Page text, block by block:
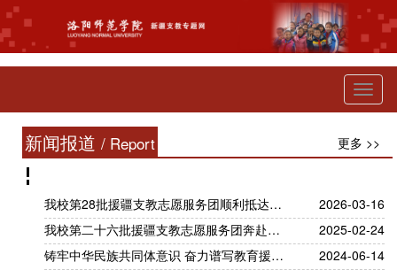
新闻报道 / Report 更多 >>
我校第28批援疆支教志愿服务团顺利抵达哈密开展支教工作
2026-03-16
我校第二十六批援疆支教志愿服务团奔赴哈密开展支教活动
2025-02-24
铸牢中华民族共同体意识 奋力谱写教育援疆新篇章——我校举行援疆支教20周年座谈会暨深化教育合作框架协议签约仪式
2024-06-14